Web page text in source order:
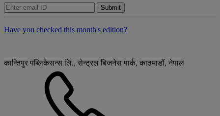
Submit
Have you checked this month's edition?
कान्तिपुर पब्लिकेसन्स लि., सेन्ट्रल बिजनेस पार्क, काठमाडौं, नेपाल